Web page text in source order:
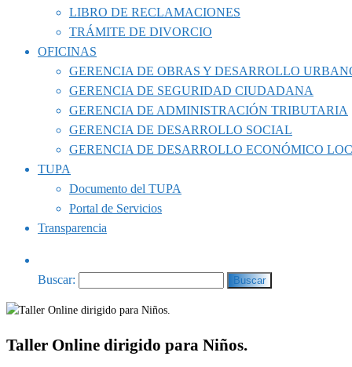
LIBRO DE RECLAMACIONES
TRÁMITE DE DIVORCIO
OFICINAS
GERENCIA DE OBRAS Y DESARROLLO
GERENCIA DE SEGURIDAD CIUDADANA
GERENCIA DE ADMINISTRACIÓN TRIBUTARIA
GERENCIA DE DESARROLLO SOCIAL
GERENCIA DE DESARROLLO ECONÓMICO
TUPA
Documento del TUPA
Portal de Servicios
Transparencia
Buscar:
Taller Online dirigido para Niños.